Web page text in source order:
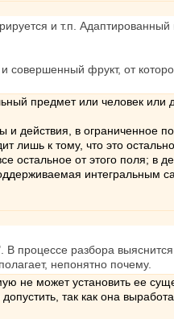
и т.п. Адаптированный
совершенный фрукт, от
предмет или человек или
действия, в ограниченное
лишь к тому, что это
от этого поля; в
интегральным
процессе разбора
непонятно почему.
не может установить ее
так как она